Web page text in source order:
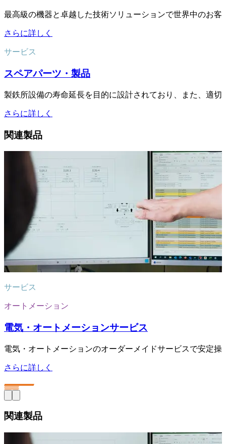
最高級の機器と卓越した技術ソリューションで世界中のお客
さらに詳しく
サービス
スペアパーツ・製品
製鉄所設備の寿命延長を目的に設計されており、また、適
さらに詳しく
関連製品
サービス
オートメーション
電気・オートメーションサービス
電気・オートメーションのオーダーメイドサービスで安定
さらに詳しく
関連製品